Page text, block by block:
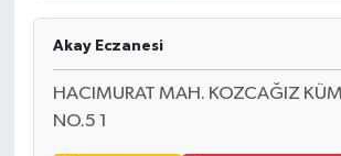
Akay Eczanesi
HACIMURAT MAH. KOZCAĞIZ
NO.5 1